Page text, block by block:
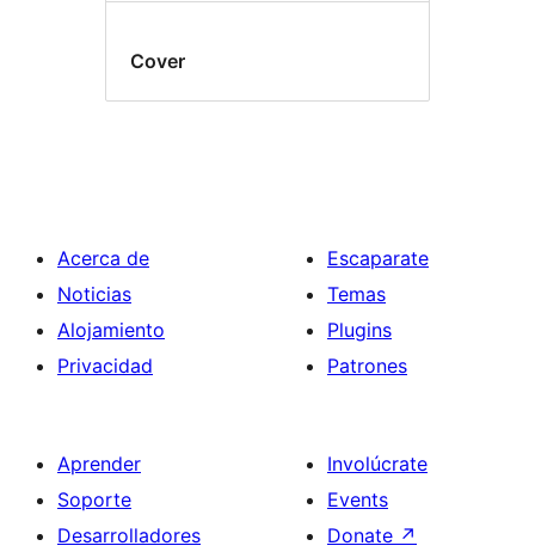
Cover
Acerca de
Noticias
Alojamiento
Privacidad
Escaparate
Temas
Plugins
Patrones
Aprender
Soporte
Desarrolladores
Involúcrate
Events
Donate ↗